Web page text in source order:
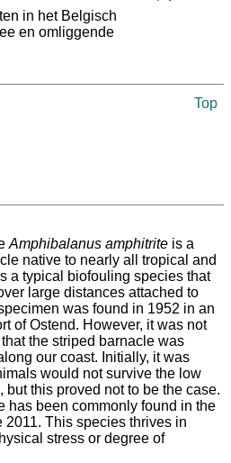
in het Belgisch
en omliggende
Top
Amphibalanus amphitrite is a
native to nearly all tropical and
a typical biofouling species that
large distances attached to
was found in 1952 in an
of Ostend. However, it was not
the striped barnacle was
our coast. Initially, it was
would not survive the low
but this proved not to be the case.
has been commonly found in the
2011. This species thrives in
stress or degree of